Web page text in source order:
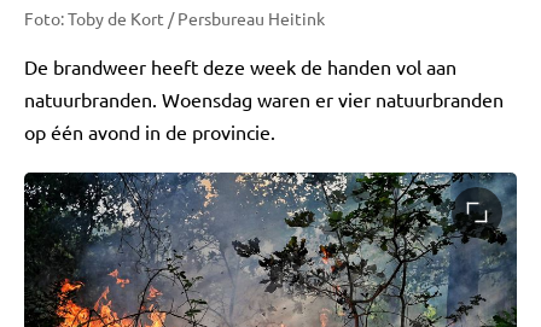
Foto: Toby de Kort / Persbureau Heitink
De brandweer heeft deze week de handen vol aan
natuurbranden. Woensdag waren er vier natuurbranden
op één avond in de provincie.